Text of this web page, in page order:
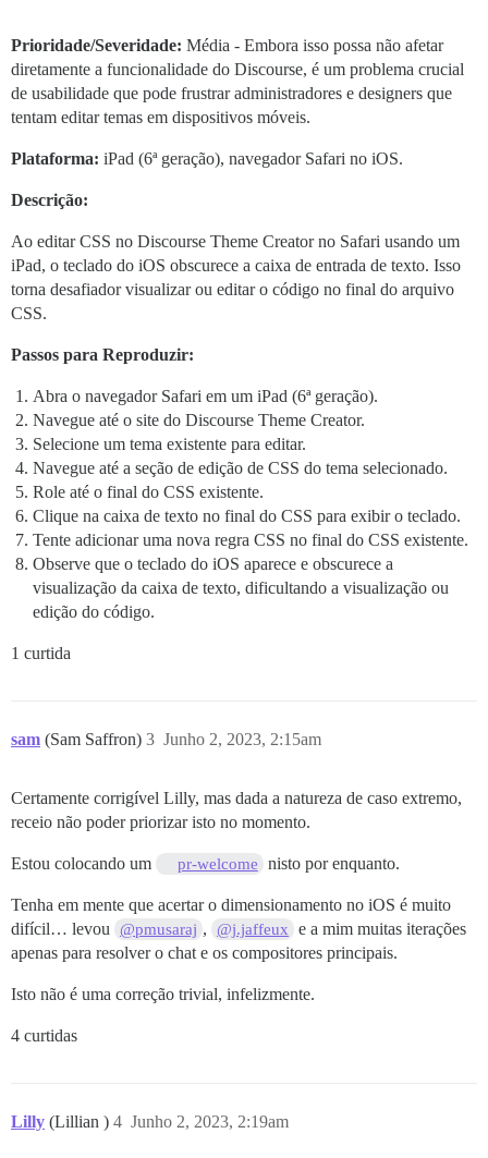
Prioridade/Severidade: Média - Embora isso possa não afetar
diretamente a funcionalidade do Discourse, é um problema crucial
de usabilidade que pode frustrar administradores e designers que
tentam editar temas em dispositivos móveis.
Plataforma: iPad (6ª geração), navegador Safari no iOS.
Descrição:
Ao editar CSS no Discourse Theme Creator no Safari usando um
iPad, o teclado do iOS obscurece a caixa de entrada de texto. Isso
torna desafiador visualizar ou editar o código no final do arquivo
CSS.
Passos para Reproduzir:
Abra o navegador Safari em um iPad (6ª geração).
Navegue até o site do Discourse Theme Creator.
Selecione um tema existente para editar.
Navegue até a seção de edição de CSS do tema selecionado.
Role até o final do CSS existente.
Clique na caixa de texto no final do CSS para exibir o teclado.
Tente adicionar uma nova regra CSS no final do CSS existente.
Observe que o teclado do iOS aparece e obscurece a
visualização da caixa de texto, dificultando a visualização ou
edição do código.
1 curtida
sam (Sam Saffron) Junho 2, 2023, 2:15am
3
Certamente corrigível Lilly, mas dada a natureza de caso extremo,
receio não poder priorizar isto no momento.
Estou colocando um pr-welcome nisto por enquanto.
Tenha em mente que acertar o dimensionamento no iOS é muito
difícil… levou
@pmusaraj , @j.jaffeux
e a mim muitas iterações
apenas para resolver o chat e os compositores principais.
Isto não é uma correção trivial, infelizmente.
4 curtidas
Lilly (Lillian ) Junho 2, 2023, 2:19am
4